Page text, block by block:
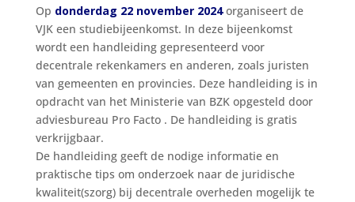
Op donderdag 22 november 2024organiseert de
VJK een studiebijeenkomst. In deze bijeenkomst
wordt een handleiding gepresenteerd voor
decentrale rekenkamers en anderen, zoals juristen
van gemeenten en provincies. Deze handleiding is in
opdracht van het Ministerie van BZK opgesteld door
adviesbureau Pro Facto . De handleiding is gratis
verkrijgbaar.
De handleiding geeft de nodige informatie en
praktische tips om onderzoek naar de juridische
kwaliteit(szorg) bij decentrale overheden mogelijk te